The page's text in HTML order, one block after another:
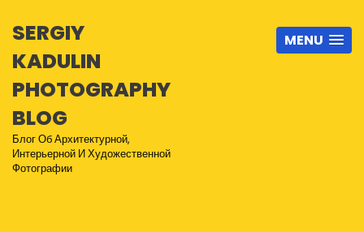
SERGIY
KADULIN
PHOTOGRAPHY
BLOG
Блог Об Архитектурной,
Интерьерной И Художественной
Фотографии
MENU